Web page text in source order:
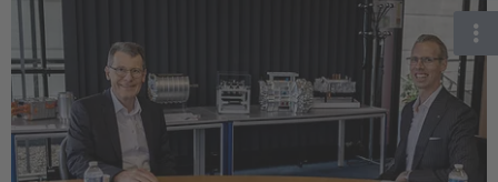
AI & Digital Trust
Health